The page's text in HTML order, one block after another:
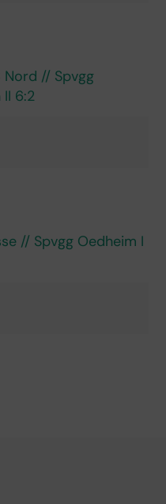
Nord // Spvgg
6:2
// Spvgg Oedheim I